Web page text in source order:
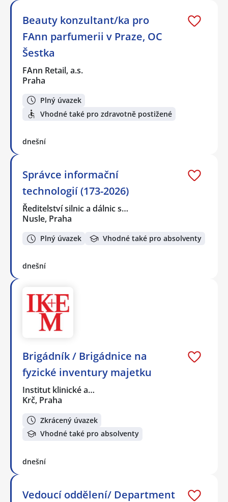
Beauty konzultant/ka pro
FAnn parfumerii v Praze, OC
Šestka
FAnn Retail, a.s.
Praha
Plný úvazek
Vhodné také pro zdravotně postižené
dnešní
Správce informační
technologií (173-2026)
Ředitelství silnic a dálnic s…
Nusle, Praha
Plný úvazek Vhodné také pro absolventy
dnešní
Brigádník / Brigádnice na
fyzické inventury majetku
Institut klinické a…
Krč, Praha
Zkrácený úvazek
Vhodné také pro absolventy
dnešní
Vedoucí oddělení/ Department